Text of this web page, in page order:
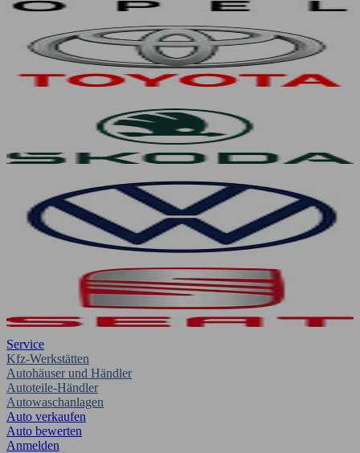
Service
Kfz-Werkstätten
Autohäuser und Händler
Autoteile-Händler
Autowaschanlagen
Auto verkaufen
Auto bewerten
Anmelden